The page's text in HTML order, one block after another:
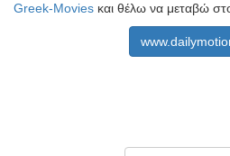
Greek-Movies και θέλω να μεταβώ